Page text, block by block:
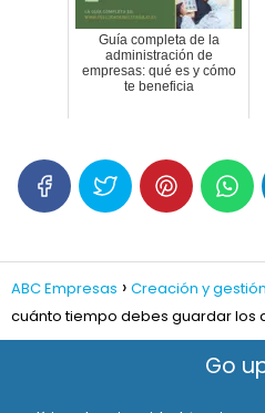
Guía completa de la
administración de
empresas: qué es y cómo
te beneficia
ABC Empresas Creación y
cuánto tiempo debes guardar los
Go